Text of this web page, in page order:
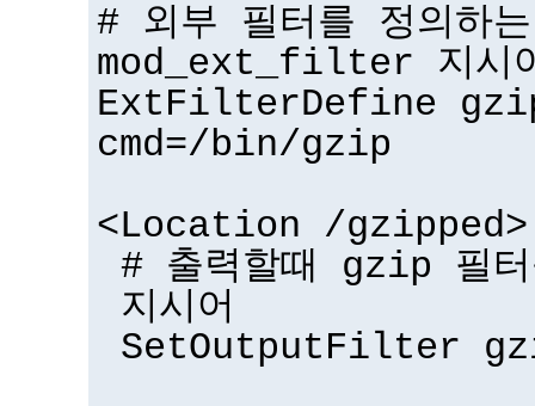
# 외부 필터를 정의하는
mod_ext_filter 지시
ExtFilterDefine
cmd=/bin/gzip
<Location /gzipped>
# 출력할때 gzip 필
지시어
SetOutputFilter